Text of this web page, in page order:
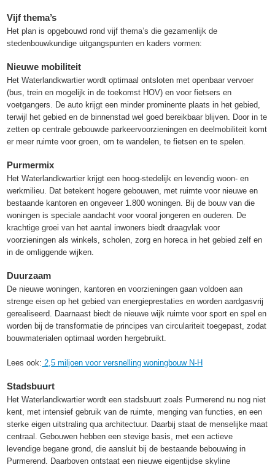
Vijf thema’s
Het plan is opgebouwd rond vijf thema’s die gezamenlijk de
stedenbouwkundige uitgangspunten en kaders vormen:
Nieuwe mobiliteit
Het Waterlandkwartier wordt optimaal ontsloten met openbaar vervoer
(bus, trein en mogelijk in de toekomst HOV) en voor fietsers en
voetgangers. De auto krijgt een minder prominente plaats in het gebied,
terwijl het gebied en de binnenstad wel goed bereikbaar blijven. Door in te
zetten op centrale gebouwde parkeervoorzieningen en deelmobiliteit komt
er meer ruimte voor groen, om te wandelen, te fietsen en te spelen.
Purmermix
Het Waterlandkwartier krijgt een hoog-stedelijk en levendig woon- en
werkmilieu. Dat betekent hogere gebouwen, met ruimte voor nieuwe en
bestaande kantoren en ongeveer 1.800 woningen. Bij de bouw van die
woningen is speciale aandacht voor vooral jongeren en ouderen. De
krachtige groei van het aantal inwoners biedt draagvlak voor
voorzieningen als winkels, scholen, zorg en horeca in het gebied zelf en
in de omliggende wijken.
Duurzaam
De nieuwe woningen, kantoren en voorzieningen gaan voldoen aan
strenge eisen op het gebied van energieprestaties en worden aardgasvrij
gerealiseerd. Daarnaast biedt de nieuwe wijk ruimte voor sport en spel en
worden bij de transformatie de principes van circulariteit toegepast, zodat
bouwmaterialen optimaal worden hergebruikt.
Lees ook: 2,5 miljoen voor versnelling woningbouw N-H
Stadsbuurt
Het Waterlandkwartier wordt een stadsbuurt zoals Purmerend nu nog niet
kent, met intensief gebruik van de ruimte, menging van functies, en een
sterke eigen uitstraling qua architectuur. Daarbij staat de menselijke maat
centraal. Gebouwen hebben een stevige basis, met een actieve
levendige begane grond, die aansluit bij de bestaande bebouwing in
Purmerend. Daarboven ontstaat een nieuwe eigentijdse skyline